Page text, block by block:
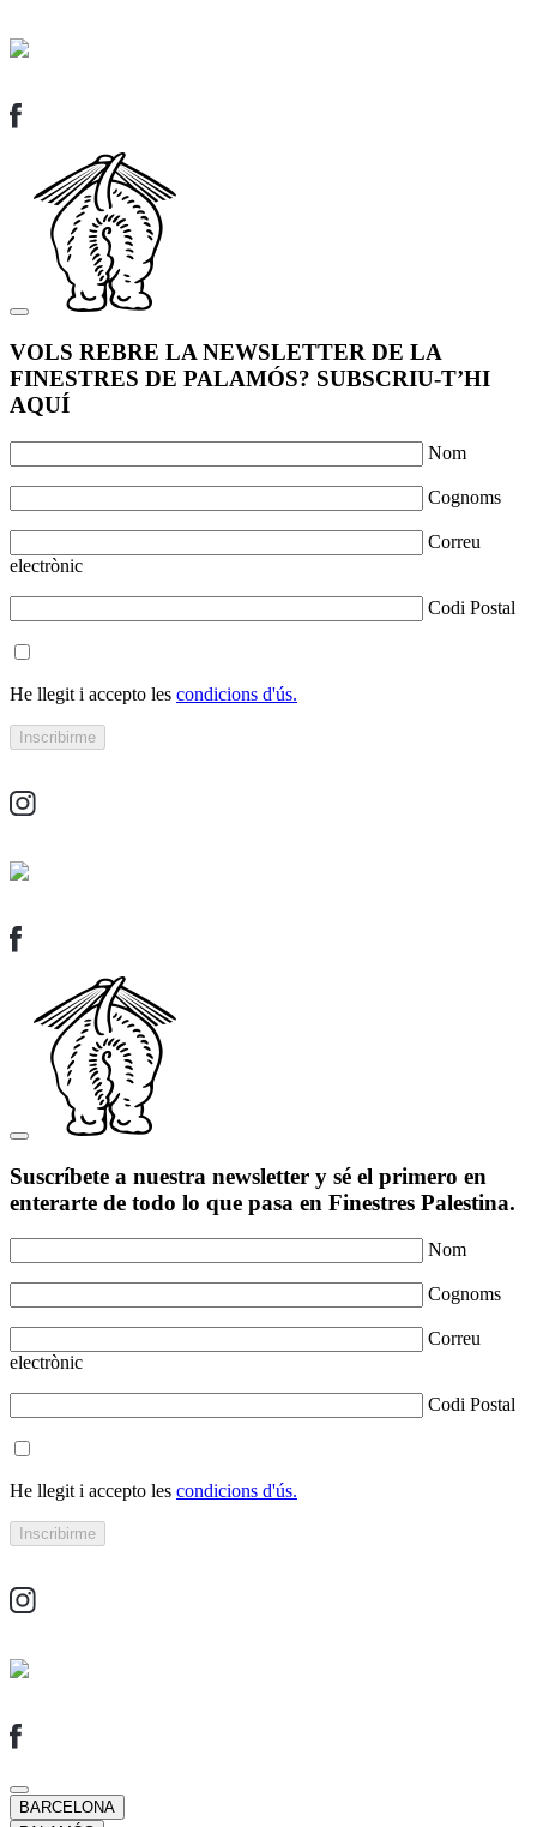
VOLS REBRE LA NEWSLETTER DE LA
FINESTRES DE PALAMÓS? SUBSCRIU-T’HI
AQUÍ
Nom
Cognoms
Correu
electrònic
Codi Postal
He llegit i accepto les condicions d'ús.
Suscríbete a nuestra newsletter y sé el primero en
enterarte de todo lo que pasa en Finestres Palestina.
Nom
Cognoms
Correu
electrònic
Codi Postal
He llegit i accepto les condicions d'ús.
BARCELONA